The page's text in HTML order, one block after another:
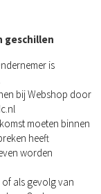
geschillen
is
bij Webshop door
moeten binnen
heeft
worden
als gevolg van